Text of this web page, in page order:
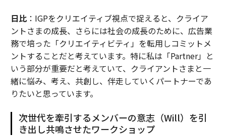
日比：IGPをクリエイティブ視点で捉えると、クライア
ントさまの成長、さらには社会の成長のために、広告業
務で培った「クリエイティビティ」を転用しコミットメ
ントすることだと考えています。特に私は「Partner」と
いう部分が重要だと考えていて、クライアントさまと一
緒に悩み、考え、共創し、伴走していくパートナーであ
りたいと思っています。
次世代を牽引するメンバーの意志（Will）を引
き出し共鳴させたワークショップ